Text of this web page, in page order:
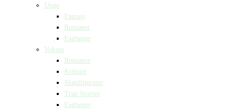
Unge
Fantasy
Romaner
Fagbøger
Voksne
Romance
Krimier
Skønlitteratur
True Stories
Fagbøger